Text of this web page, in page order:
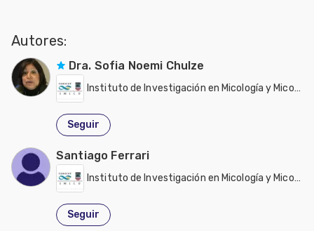
Autores:
Dra. Sofia Noemi Chulze
Instituto de Investigación en Micología y Micotoxicología (IMICO)
Seguir
Santiago Ferrari
Instituto de Investigación en Micología y Micotoxicología (IMICO)
Seguir